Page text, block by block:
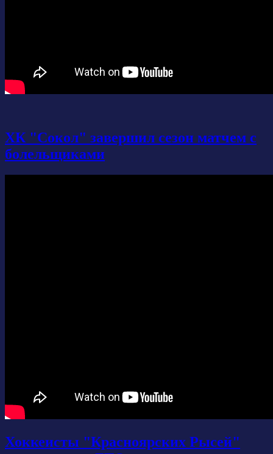
ХК "Сокол" завершил сезон матчем с
болельщиками
Хоккеисты "Красноярских Рысей"